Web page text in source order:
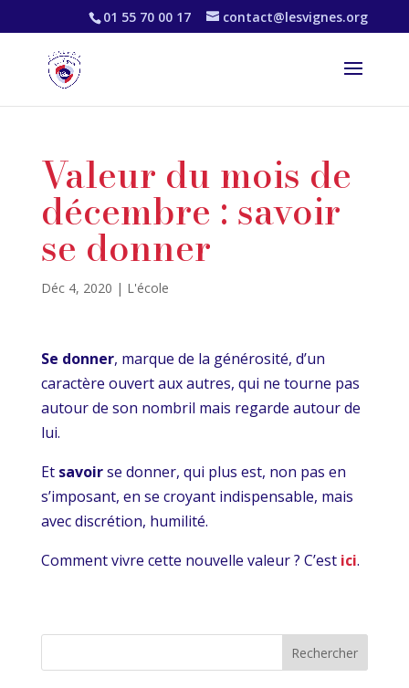
01 55 70 00 17 contact@lesvignes.org
Valeur du mois de
décembre : savoir
se donner
Déc 4, 2020 | L'école
Se donner, marque de la générosité, d’un
caractère ouvert aux autres, qui ne tourne pas
autour de son nombril mais regarde autour de
lui.
Et savoirse donner, qui plus est, non pas en
s’imposant, en se croyant indispensable, mais
avec discrétion, humilité.
Comment vivre cette nouvelle valeur ? C’est ici.